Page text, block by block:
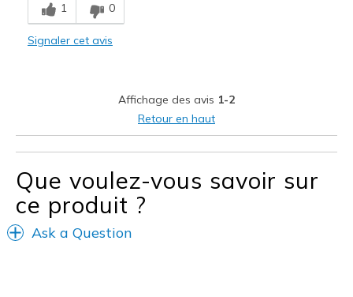
Durable
View On Shoes
I'm Into Shoes
1 0
Signaler cet avis
Affichage des avis 1-2
Retour en haut
Que voulez-vous savoir sur
ce produit ?
Ask a Question